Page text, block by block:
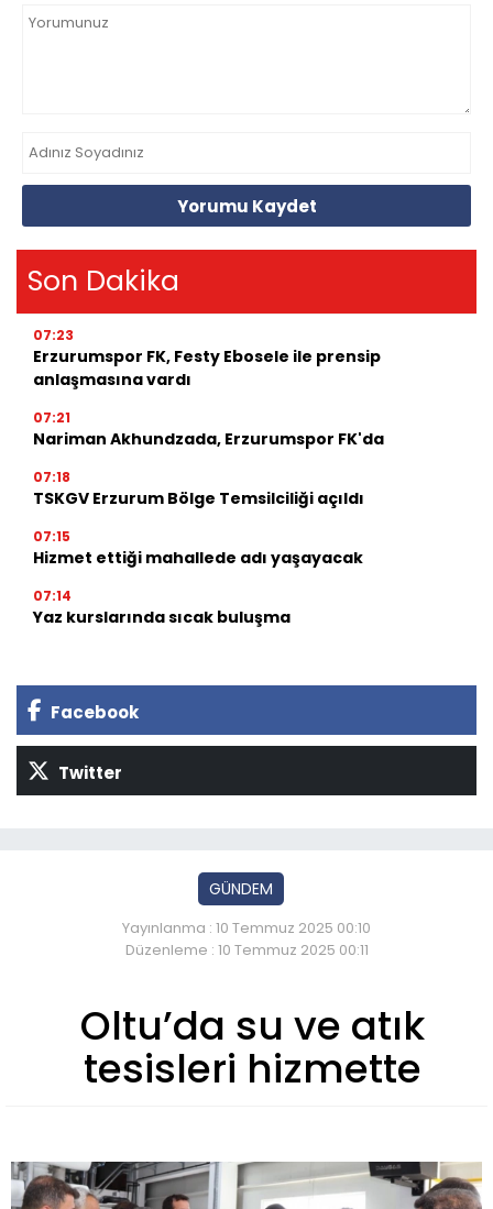
Yorumu Kaydet
Son Dakika
07:23
Erzurumspor FK, Festy Ebosele ile prensip
anlaşmasına vardı
07:21
Nariman Akhundzada, Erzurumspor FK'da
07:18
TSKGV Erzurum Bölge Temsilciliği açıldı
07:15
Hizmet ettiği mahallede adı yaşayacak
07:14
Yaz kurslarında sıcak buluşma
Facebook
Twitter
GÜNDEM
Yayınlanma : 10 Temmuz 2025 00:10
Düzenleme : 10 Temmuz 2025 00:11
Oltu’da su ve atık
tesisleri hizmette